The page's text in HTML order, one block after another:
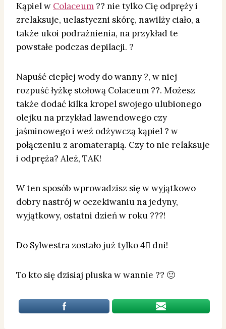
Kąpiel w Colaceum ?? nie tylko Cię odpręży i
zrelaksuje, uelastyczni skórę, nawilży ciało, a
także ukoi podrażnienia, na przykład te
powstałe podczas depilacji. ?
Napuść ciepłej wody do wanny ?, w niej
rozpuść łyżkę stołową Colaceum ??. Możesz
także dodać kilka kropel swojego ulubionego
olejku na przykład lawendowego czy
jaśminowego i weź odżywczą kąpiel ? w
połączeniu z aromaterapią. Czy to nie relaksuje
i odpręża? Ależ, TAK!
W ten sposób wprowadzisz się w wyjątkowo
dobry nastrój w oczekiwaniu na jedyny,
wyjątkowy, ostatni dzień w roku ???!
Do Sylwestra zostało już tylko 4⃣ dni!
To kto się dzisiaj pluska w wannie ?? 🙂